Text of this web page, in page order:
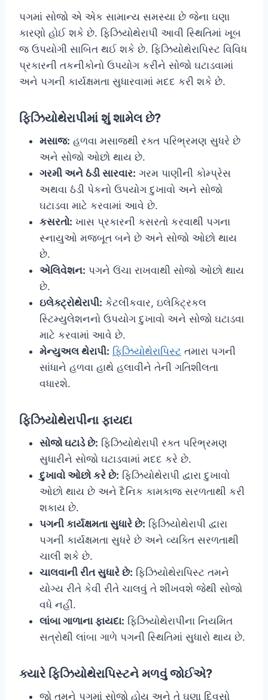
પગમાં સોજો એ એક સામાન્ય સમસ્યા છે જેના ઘણા
કારણો હોઈ શકે છે. ફિઝિયોથેરાપી આવી સ્થિતિમાં ખૂબ
જ ઉપયોગી સાબિત થઈ શકે છે. ફિઝિયોથેરાપિસ્ટ વિવિધ
પ્રકારની તકનીકોનો ઉપયોગ કરીને સોજો ઘટાડવામાં
અને પગની કાર્યક્ષમતા સુધારવામાં મદદ કરી શકે છે.
ફિઝિયોથેરાપીમાં શું શામેલ છે?
મસાજ: હળવા મસાજથી રક્ત પરિભ્રમણ સુધરે છે
અને સોજો ઓછો થાય છે.
ગરમી અને ઠંડી સારવાર: ગરમ પાણીની કોમ્પ્રેસ
અથવા ઠંડી પેકનો ઉપયોગ દુખાવો અને સોજો
ઘટાડવા માટે કરવામાં આવે છે.
કસરતો: ખાસ પ્રકારની કસરતો કરવાથી પગના
સ્નાયુઓ મજબૂત બને છે અને સોજો ઓછો થાય
છે.
એલિવેશન: પગને ઉંચા રાખવાથી સોજો ઓછો થાય
છે.
ઇલેક્ટ્રોથેરાપી: કેટલીકવાર, ઇલેક્ટ્રિકલ
સ્ટિમ્યુલેશનનો ઉપયોગ દુખાવો અને સોજો ઘટાડવા
માટે કરવામાં આવે છે.
મેન્યુઅલ થેરાપી: ફિઝિયોથેરાપિસ્ટ તમારા પગની
સાંધાને હળવા હાથે હલાવીને તેની ગતિશીલતા
વધારશે.
ફિઝિયોથેરાપીના ફાયદા
સોજો ઘટાડે છે: ફિઝિયોથેરાપી રક્ત પરિભ્રમણ
સુધારીને સોજો ઘટાડવામાં મદદ કરે છે.
દુખાવો ઓછો કરે છે: ફિઝિયોથેરાપી દ્વારા દુખાવો
ઓછો થાય છે અને દૈનિક કામકાજ સરળતાથી કરી
શકાય છે.
પગની કાર્યક્ષમતા સુધારે છે: ફિઝિયોથેરાપી દ્વારા
પગની કાર્યક્ષમતા સુધરે છે અને વ્યક્તિ સરળતાથી
ચાલી શકે છે.
ચાલવાની રીત સુધારે છે: ફિઝિયોથેરાપિસ્ટ તમને
યોગ્ય રીતે કેવી રીતે ચાલવું તે શીખવશે જેથી સોજો
વધે નહીં.
લાંબા ગાળાના ફાયદા: ફિઝિયોથેરાપીના નિયમિત
સત્રોથી લાંબા ગાળે પગની સ્થિતિમાં સુધારો થાય છે.
ક્યારે ફિઝિયોથેરાપિસ્ટને મળવું જોઈએ?
જો તમને પગમાં સોજો હોય અને તે ઘણા દિવસો